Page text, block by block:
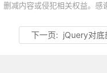
减内容或侵犯相关权益。感
下一页: jQuery对底